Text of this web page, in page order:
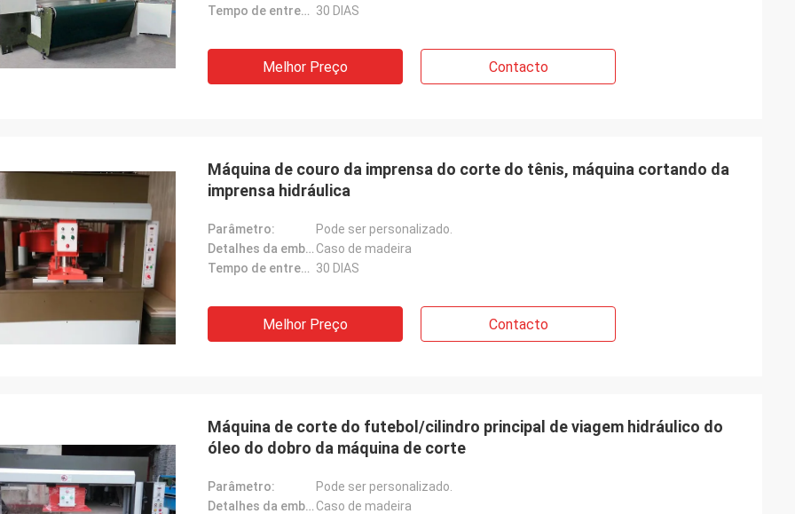
Tempo de entrega: 30 DIAS
Melhor Preço Contacto
Máquina de couro da imprensa do corte do tênis, máquina cortando da
imprensa hidráulica
Parâmetro:
Pode ser personalizado.
Detalhes da embalagem: Caso de madeira
Tempo de entrega: 30 DIAS
Melhor Preço Contacto
Máquina de corte do futebol/cilindro principal de viagem hidráulico do
óleo do dobro da máquina de corte
Parâmetro:
Pode ser personalizado.
Detalhes da embalagem: Caso de madeira